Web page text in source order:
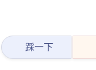
踩一下